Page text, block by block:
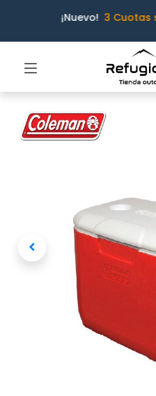
¡Nuevo! 3 Cuotas